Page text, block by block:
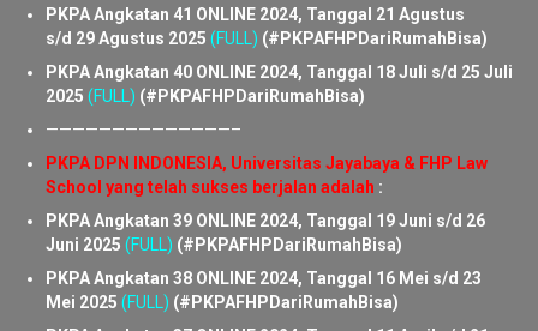
s/d 31 Oktober 2025(FULL)(#PKPAFHPDariRumahBisa)
PKPA Angkatan 42 ONLINE 2024, Tanggal 19 September
s/d 26 September 2025(FULL)(#PKPAFHPDariRumahBisa)
PKPA Angkatan 41 ONLINE 2024, Tanggal 21 Agustus
s/d 29 Agustus 2025(FULL)
PKPA Angkatan 40 ONLINE 2024, Tanggal 18 Juli s/d 25 Juli
2025(FULL)(#PKPAFHPDariRumahBisa)
——————————————–
PKPA DPN INDONESIA, Universitas Jayabaya & FHP Law
School yang telah sukses berjalan adalah :
PKPA Angkatan 39 ONLINE 2024, Tanggal 19 Juni s/d 26